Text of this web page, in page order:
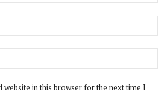
website in this browser for the next time I